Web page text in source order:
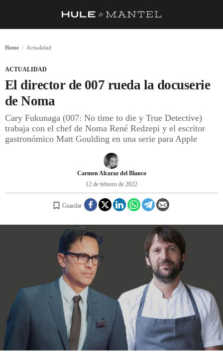
BARRAS Y ESTRELLAS
DÓNDE COMER
ÍDOLOS DE MESAS
MENÚ DEL DÍA
REGISTRO
INICIAR SESIÓN
Home Actualidad
ACTUALIDAD
El director de 007 rueda la docuserie
de Noma
Cary Fukunaga (007: No time to die y True Detective)
trabaja con el chef de Noma René Redzepi y el escritor
gastronómico Matt Goulding en una serie para Apple
Carmen Alcaraz del Blanco
12 de febrero de 2022
Guardar